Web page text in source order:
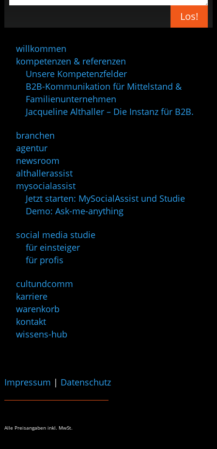
Los!
willkommen
kompetenzen & referenzen
Unsere Kompetenzfelder
B2B-Kommunikation für Mittelstand &
Familienunternehmen
Jacqueline Althaller – Die Instanz für B2B.
branchen
agentur
newsroom
althallerassist
mysocialassist
Jetzt starten: MySocialAssist und Studie
Demo: Ask-me-anything
social media studie
für einsteiger
für profis
cultundcomm
karriere
warenkorb
kontakt
wissens-hub
Impressum | Datenschutz
Alle Preisangaben inkl. MwSt.